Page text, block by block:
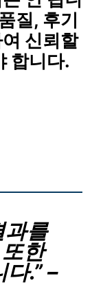
질, 후기
신뢰할
합니다.
과를
한
.” –